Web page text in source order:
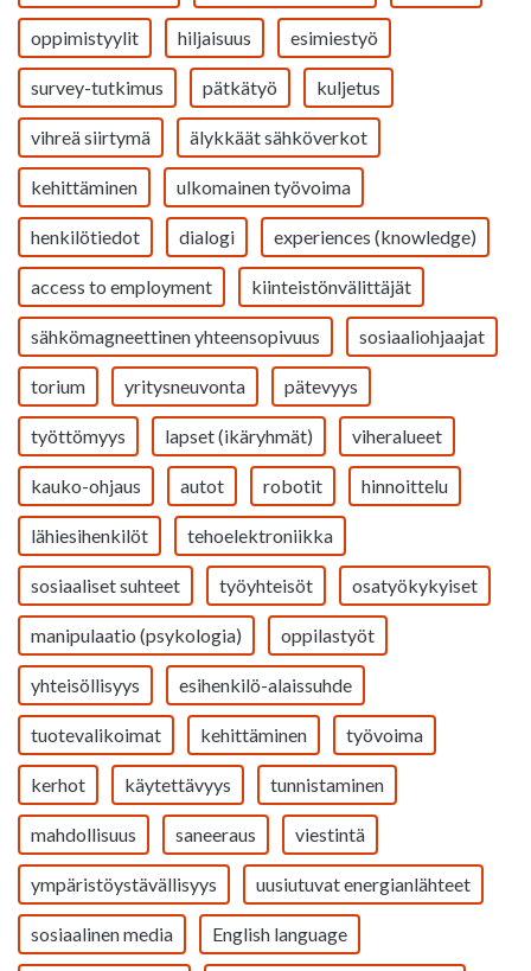
oppimistyylit hiljaisuus esimiestyö
survey-tutkimus pätkätyö kuljetus
vihreä siirtymä älykkäät sähköverkot
kehittäminen ulkomainen työvoima
henkilötiedot dialogi experiences (knowledge)
access to employment kiinteistönvälittäjät
sähkömagneettinen yhteensopivuus sosiaaliohjaajat
torium yritysneuvonta pätevyys
työttömyys lapset (ikäryhmät) viheralueet
kauko-ohjaus autot robotit hinnoittelu
lähiesihenkilöt tehoelektroniikka
sosiaaliset suhteet työyhteisöt osatyökykyiset
manipulaatio (psykologia) oppilastyöt
yhteisöllisyys esihenkilö-alaissuhde
tuotevalikoimat kehittäminen työvoima
kerhot käytettävyys tunnistaminen
mahdollisuus saneeraus viestintä
ympäristöystävällisyys uusiutuvat energianlähteet
sosiaalinen media English language